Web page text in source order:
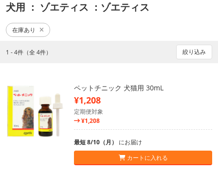
犬用 ： ゾエティス ：ゾエティス
在庫あり
1 - 4件（全 4件） 絞り込み
ペットチニック 犬猫用 30mL
¥1,208
定期便対象
¥1,208
最短 8/10（月） にお届け
カートに入れる